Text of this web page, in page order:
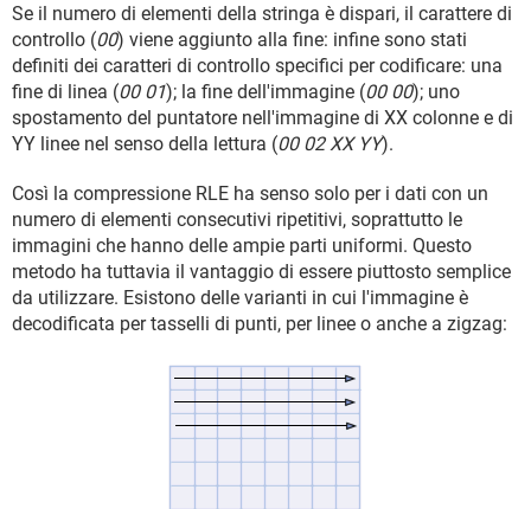
Se il numero di elementi della stringa è dispari, il carattere di
controllo (00) viene aggiunto alla fine: infine sono stati
definiti dei caratteri di controllo specifici per codificare: una
fine di linea (00 01); la fine dell'immagine (00 00); uno
spostamento del puntatore nell'immagine di XX colonne e di
YY linee nel senso della lettura (00 02 XX YY).
Così la compressione RLE ha senso solo per i dati con un
numero di elementi consecutivi ripetitivi, soprattutto le
immagini che hanno delle ampie parti uniformi. Questo
metodo ha tuttavia il vantaggio di essere piuttosto semplice
da utilizzare. Esistono delle varianti in cui l'immagine è
decodificata per tasselli di punti, per linee o anche a zigzag: